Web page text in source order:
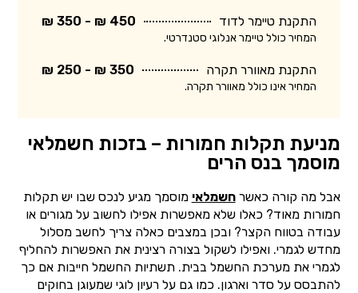
התקנת טיימר לדוד 450 ₪ - 350 ₪
המחיר כולל טיימר אנלוגי סטנדרטי.
התקנת מאוורר תקרה 350 ₪ - 250 ₪
המחיר אינו כולל מאוורר תקרה.
מניעת תקלות חמורות – בזכות חשמלאי
מוסמך בנס הרים
אבל מה קורה כאשרחשמלאי מוסמך מגיע לנכס שבו יש תקלות
חמורות מאוד? כאלו שלא מאפשרות אפילו לחשוב על מגורים או
עבודה בטווח הקצר? ובכן במצבים כאלה צריך לחשב מסלול
מחדש לגמרי. ואפילו לשקול בצורה רצינית את האפשרות להחליף
לגמרי את מערכת החשמל בבית. תשתיות החשמל חייבות אם כך
להתבסס על סדר וארגון. כמו גם על רעיון לוגי שמעוגן בחוקים